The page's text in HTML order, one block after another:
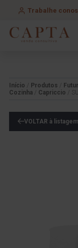
Trabalhe
Início Produtos
Cozinha
Capriccio /
VOLTAR à